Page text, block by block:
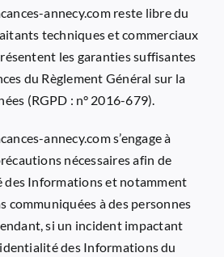
annecy.comreste libre du
techniques et commerciaux
les garanties suffisantes
du Règlement Général sur la
(RGPD : n° 2016-679).
annecy.coms’engage à
nécessaires afin de
des Informations et notamment
communiquées à des personnes
si un incident impactant
des Informations du